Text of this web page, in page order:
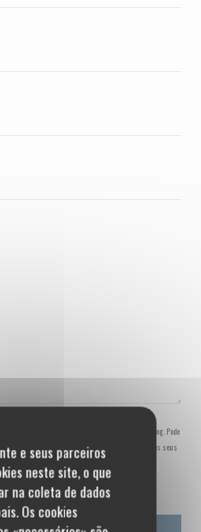
e seus parceiros
neste site, o que
na coleta de dados
Os cookies
tem o direito de se opor a comunicações de marketing. Pode
. Para mais informações sobre o tratamento dos seus
política de privacidade